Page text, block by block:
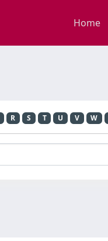
Home
R S T U V W